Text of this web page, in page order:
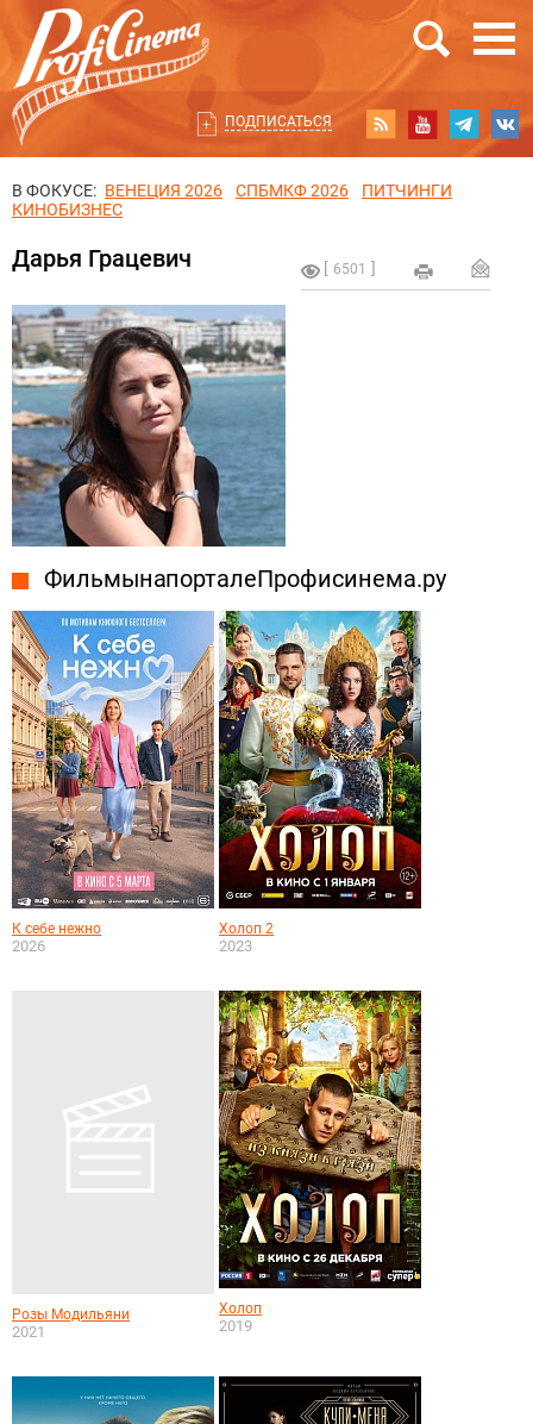
ПОДПИСАТЬСЯ
В ФОКУСЕ: ВЕНЕЦИЯ 2026 СПБМКФ 2026
ПИТЧИНГИ
КИНОБИЗНЕС
6501
Дарья Грацевич
Фильмы на портале Профисинема.ру
К себе нежно
2026
Холоп 2
2023
Розы Модильяни
2021
Холоп
2019